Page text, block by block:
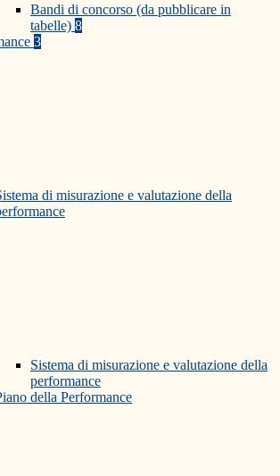
Bandi di concorso (da pubblicare in
tabelle) 8
3
di misurazione e valutazione della
Sistema di misurazione e valutazione della
performance
della Performance